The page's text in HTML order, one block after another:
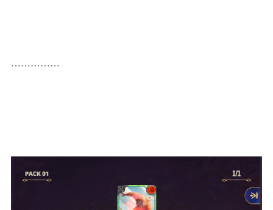
……………